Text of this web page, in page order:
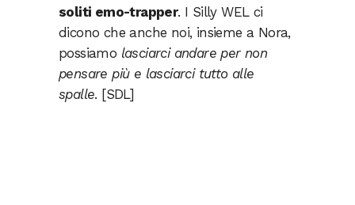
soliti emo-trapper. I Silly WEL ci
dicono che anche noi, insieme a Nora,
possiamo lasciarci andare per non
pensare più e lasciarci tutto alle
spalle. [SDL]